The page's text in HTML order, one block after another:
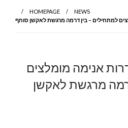
HOMEPAGE
NEWS
למתחילים – בין דרמה מרגשת לאקשן סוחף
אנימה מומלצים
מרגשת לאקשן